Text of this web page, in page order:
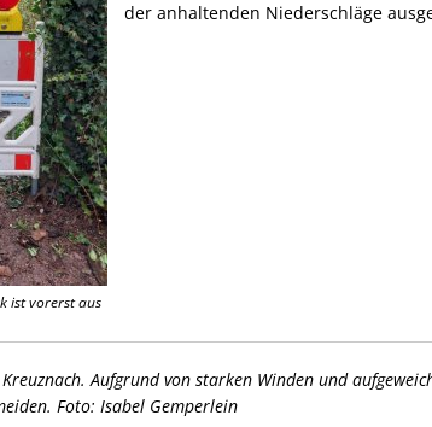
ist vorerst aus
der anhaltenden Niederschläge
Aufgrund von starken Winden und
Foto: Isabel Gemperlein